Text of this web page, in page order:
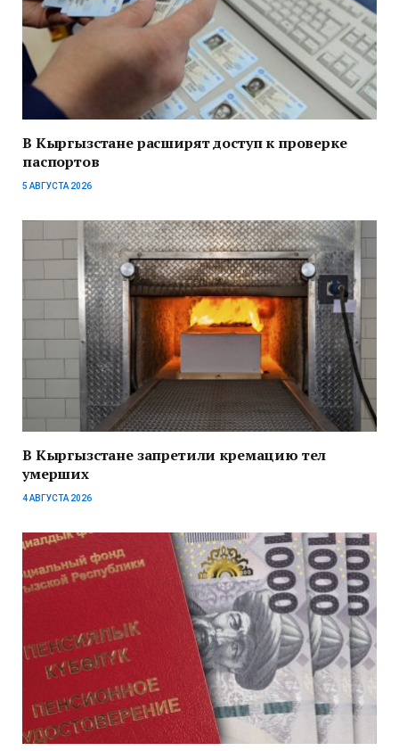
В Кыргызстане расширят доступ к проверке
паспортов
5 АВГУСТА 2026
В Кыргызстане запретили кремацию тел
умерших
4 АВГУСТА 2026